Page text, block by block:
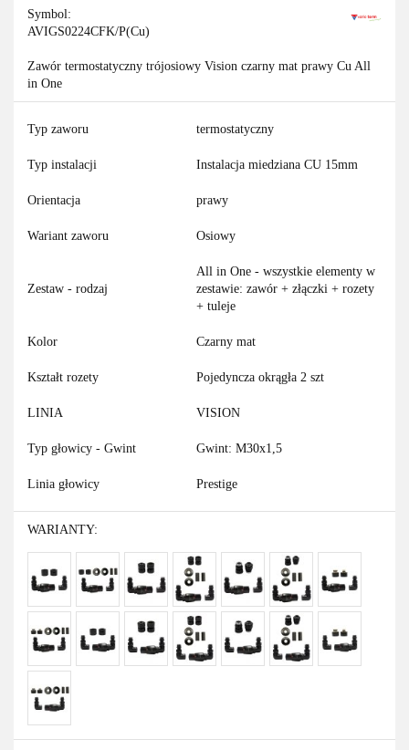
Symbol:
AVIGS0224CFK/P(Cu)
Zawór termostatyczny trójosiowy Vision czarny mat prawy Cu All
in One
Typ zaworu termostatyczny
Typ instalacji Instalacja miedziana CU 15mm
Orientacja prawy
Wariant zaworu Osiowy
Zestaw - rodzaj
All in One - wszystkie elementy w
zestawie: zawór + złączki + rozety
+ tuleje
Kolor Czarny mat
Kształt rozety Pojedyncza okrągła 2 szt
LINIA VISION
Typ głowicy - Gwint Gwint: M30x1,5
Linia głowicy Prestige
WARIANTY: